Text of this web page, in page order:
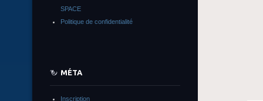
SPACE
Politique de confidentialité
MÉTA
Inscription